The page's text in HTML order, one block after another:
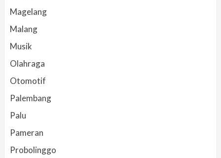
Magelang
Malang
Musik
Olahraga
Otomotif
Palembang
Palu
Pameran
Probolinggo